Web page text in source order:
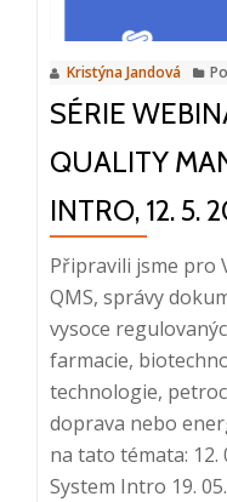
19.
5.
2021,
–
10:20
Kristýna Jandová
SÉRIE
QUALITY
INTRO, 12. 5.
Připravili jsme pro
QMS, správy
vysoce
farmacie,
technologie,
doprava nebo
na tato témata:
System Intro 19.